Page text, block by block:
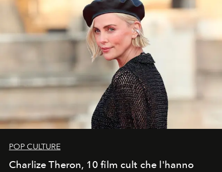
POP CULTURE
Charlize Theron, 10 film cult che l'hanno